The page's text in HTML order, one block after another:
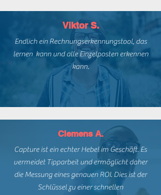
Viktor S.
Endlich ein Rechnungserkennungstool, das
lernen kann und alle Einzelposten erkennen
kann.
Clemens A.
Capture ist ein echter Hebel im Geschäft. Es
vermeidet Tipparbeit und ermöglicht daher
die Messung eines genauen ROI. Dies ist der
Schlüssel zu einer schnellen